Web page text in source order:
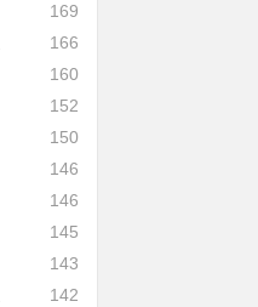
169
166
160
152
150
146
146
145
143
142